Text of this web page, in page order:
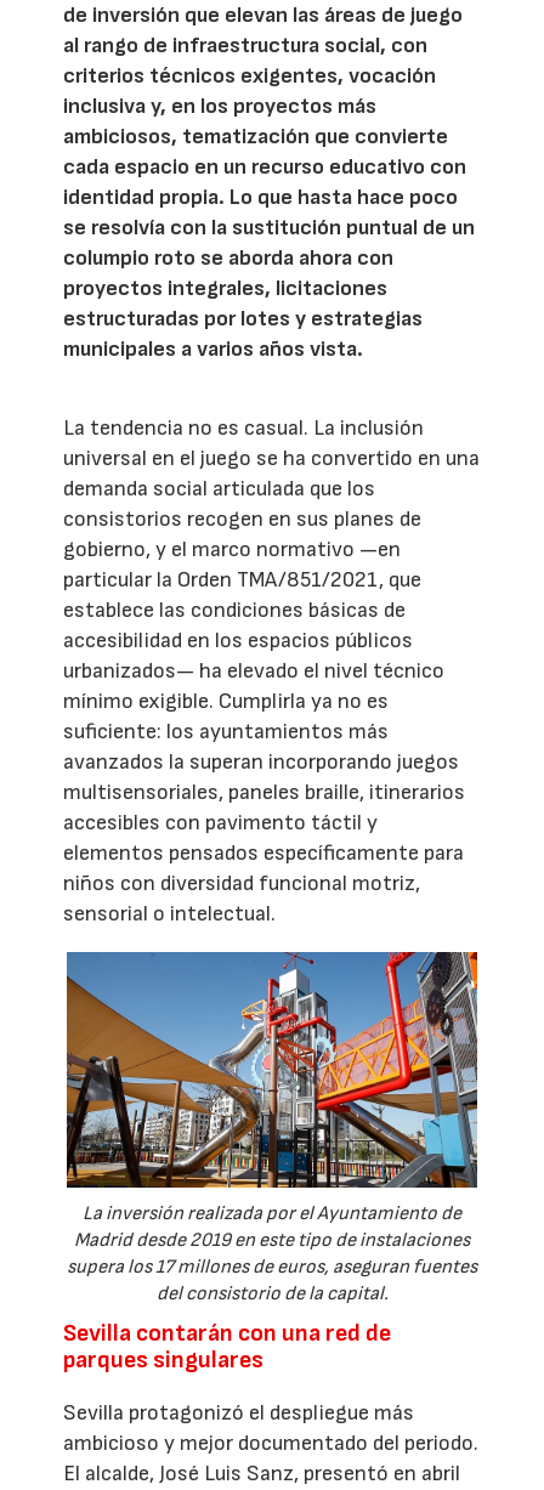
de inversión que elevan las áreas de juego
al rango de infraestructura social, con
criterios técnicos exigentes, vocación
inclusiva y, en los proyectos más
ambiciosos, tematización que convierte
cada espacio en un recurso educativo con
identidad propia. Lo que hasta hace poco
se resolvía con la sustitución puntual de un
columpio roto se aborda ahora con
proyectos integrales, licitaciones
estructuradas por lotes y estrategias
municipales a varios años vista.
La tendencia no es casual. La inclusión
universal en el juego se ha convertido en una
demanda social articulada que los
consistorios recogen en sus planes de
gobierno, y el marco normativo —en
particular la Orden TMA/851/2021, que
establece las condiciones básicas de
accesibilidad en los espacios públicos
urbanizados— ha elevado el nivel técnico
mínimo exigible. Cumplirla ya no es
suficiente: los ayuntamientos más
avanzados la superan incorporando juegos
multisensoriales, paneles braille, itinerarios
accesibles con pavimento táctil y
elementos pensados específicamente para
niños con diversidad funcional motriz,
sensorial o intelectual.
La inversión realizada por el Ayuntamiento de
Madrid desde 2019 en este tipo de instalaciones
supera los 17 millones de euros, aseguran fuentes
del consistorio de la capital.
Sevilla contarán con una red de
parques singulares
Sevilla protagonizó el despliegue más
ambicioso y mejor documentado del periodo.
El alcalde, José Luis Sanz, presentó en abril